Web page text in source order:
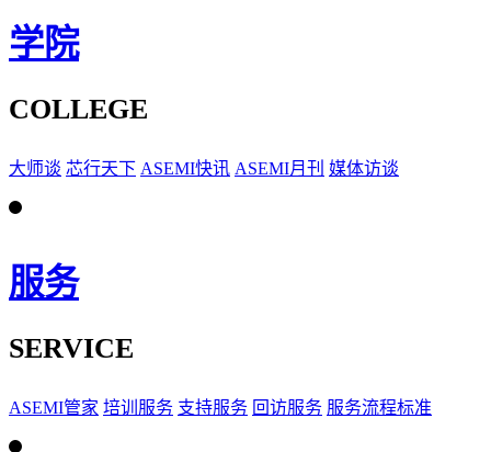
学院
COLLEGE
大师谈 芯行天下 ASEMI快讯 ASEMI月刊 媒体访谈
服务
SERVICE
ASEMI管家 培训服务 支持服务 回访服务 服务流程标准